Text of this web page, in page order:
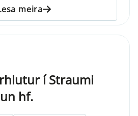
meira
í Straumi
hf.